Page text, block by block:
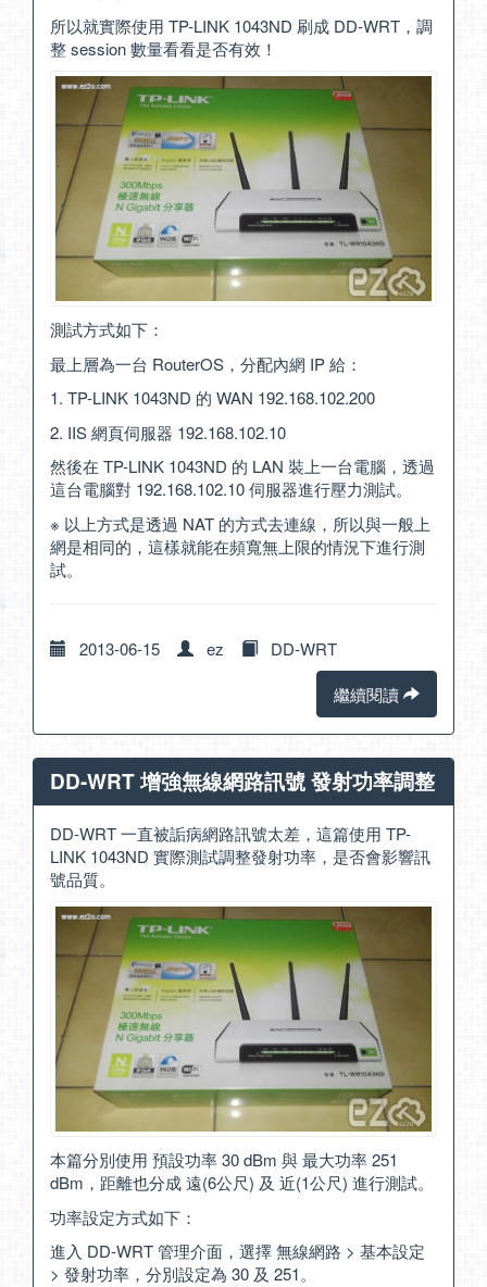
所以就實際使用 TP-LINK 1043ND 刷成 DD-WRT，調
整 session 數量看看是否有效！
測試方式如下：
最上層為一台 RouterOS，分配內網 IP 給：
1. TP-LINK 1043ND 的 WAN 192.168.102.200
2. IIS 網頁伺服器 192.168.102.10
然後在 TP-LINK 1043ND 的 LAN 裝上一台電腦，透過
這台電腦對 192.168.102.10 伺服器進行壓力測試。
※ 以上方式是透過 NAT 的方式去連線，所以與一般上
網是相同的，這樣就能在頻寬無上限的情況下進行測
試。
2013-06-15 ez
DD-WRT
繼續閱讀
DD-WRT 增強無線網路訊號 發射功率調整
DD-WRT 一直被詬病網路訊號太差，這篇使用 TP-
LINK 1043ND 實際測試調整發射功率，是否會影響訊
號品質。
本篇分別使用 預設功率 30 dBm 與 最大功率 251
dBm，距離也分成 遠(6公尺) 及 近(1公尺) 進行測試。
功率設定方式如下：
進入 DD-WRT 管理介面，選擇 無線網路 > 基本設定
> 發射功率，分別設定為 30 及 251。